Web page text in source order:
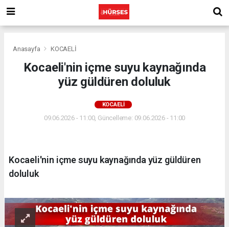
Anasayfa KOCAELİ
Kocaeli'nin içme suyu kaynağında
yüz güldüren doluluk
KOCAELİ
09.06.2026 - 11:00, Güncelleme: 09.06.2026 - 11:00
Kocaeli'nin içme suyu kaynağında yüz güldüren
doluluk